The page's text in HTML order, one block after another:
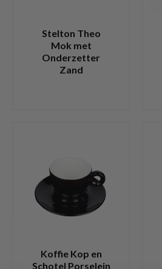
Stelton Theo
Mok met
Onderzetter
Zand
Koffie Kop en
Schotel Porselein